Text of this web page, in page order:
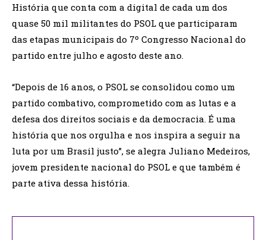
História que conta com a digital de cada um dos
quase 50 mil militantes do PSOL que participaram
das etapas municipais do 7º Congresso Nacional do
partido entre julho e agosto deste ano.
“Depois de 16 anos, o PSOL se consolidou como um
partido combativo, comprometido com as lutas e a
defesa dos direitos sociais e da democracia. É uma
história que nos orgulha e nos inspira a seguir na
luta por um Brasil justo”, se alegra Juliano Medeiros,
jovem presidente nacional do PSOL e que também é
parte ativa dessa história.